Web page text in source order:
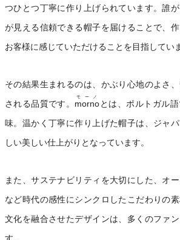
つひとつ丁寧に作り上げられています。誰
が見える信頼できる帽子を届けることで、
お客様に感じていただけることを目指してい
その結果生まれるのは、かぶり心地のよさ
される品質です。 morno
モーノ
とは、ポルトガル
味。温かく丁寧に作り上げた帽子は、ジャ
しい美しい仕上がりとなっています。
また、サステナビリティを大切にした、オ
など時代の感性にシンクロしたこだわりの
文化を融合させたデザインは、多くのファ